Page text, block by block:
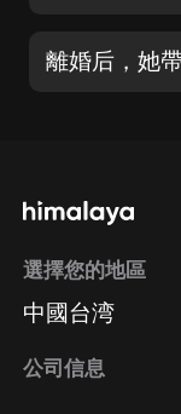
選擇您的地區
中國台湾
公司信息